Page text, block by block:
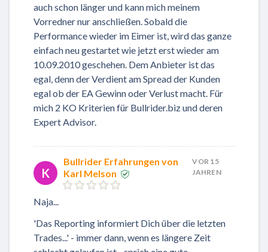
auch schon länger und kann mich meinem
Vorredner nur anschließen. Sobald die
Performance wieder im Eimer ist, wird das ganze
einfach neu gestartet wie jetzt erst wieder am
10.09.2010 geschehen. Dem Anbieter ist das
egal, denn der Verdient am Spread der Kunden
egal ob der EA Gewinn oder Verlust macht. Für
mich 2 KO Kriterien für Bullrider.biz und deren
Expert Advisor.
K
Bullrider Erfahrungen von
Karl Melson
VOR 15
JAHREN
Naja...
'Das Reporting informiert Dich über die letzten
Trades...' - immer dann, wenn es längere Zeit